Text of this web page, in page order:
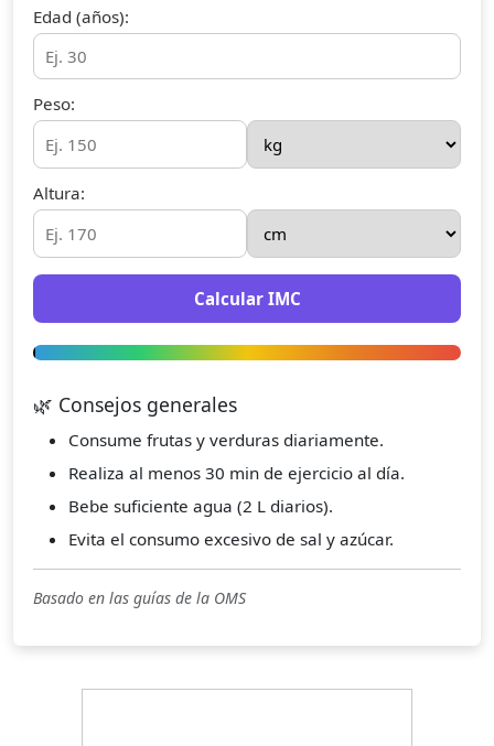
Edad (años):
Peso:
Altura:
Calcular IMC
🌿 Consejos generales
Consume frutas y verduras diariamente.
Realiza al menos 30 min de ejercicio al día.
Bebe suficiente agua (2 L diarios).
Evita el consumo excesivo de sal y azúcar.
Basado en las guías de la OMS